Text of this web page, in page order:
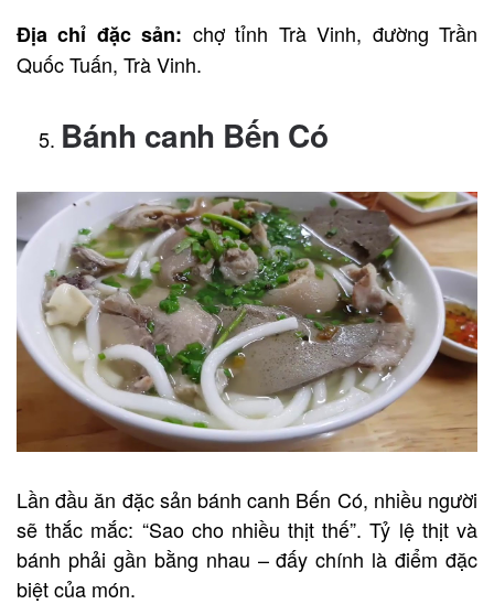
Địa chỉ đặc sản: chợ tỉnh Trà Vinh, đường Trần
Quốc Tuấn, Trà Vinh.
Bánh canh Bến Có
Lần đầu ăn đặc sản bánh canh Bến Có, nhiều người
sẽ thắc mắc: “Sao cho nhiều thịt thế”. Tỷ lệ thịt và
bánh phải gần bằng nhau – đấy chính là điểm đặc
biệt của món.